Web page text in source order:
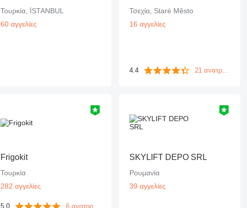
Τουρκία, İSTANBUL
60 αγγελίες
Τσεχία, Staré Město
16 αγγελίες
4.4 21 ανατροφοδοτήσεις
Frigokit
Τουρκία
282 αγγελίες
5.0 6 ανατροφοδοτήσεις
SKYLIFT DEPO SRL
Ρουμανία
39 αγγελίες